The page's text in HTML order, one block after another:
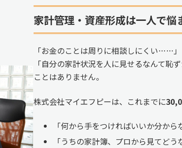
家計管理・資産形成は一人で悩
「お金のことは周りに相談しにくい……
「自分の家計状況を人に見せるなんて恥
ことはありません。
株式会社マイエフピーは、これまでに
「何から手をつければいいか分から
「うちの家計簿、プロから見てどう